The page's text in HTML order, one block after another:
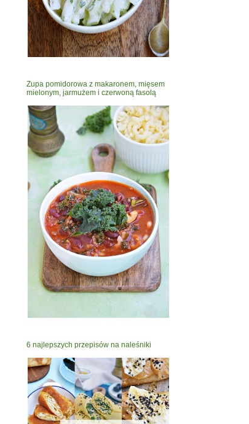
Zupa pomidorowa z makaronem, mięsem
mielonym, jarmużem i czerwoną fasolą
6 najlepszych przepisów na naleśniki